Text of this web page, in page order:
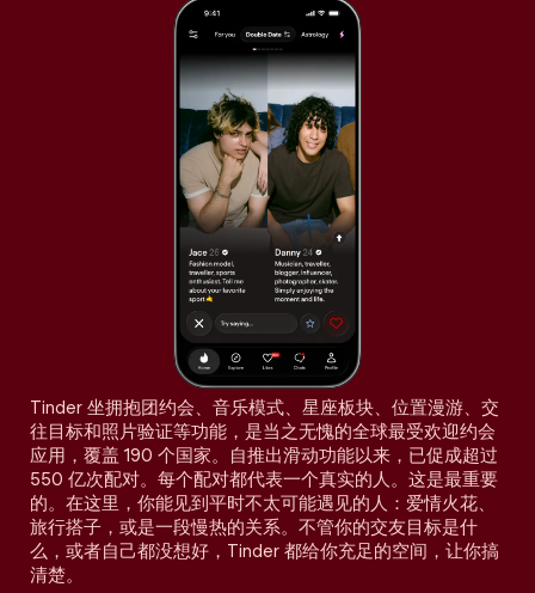
Tinder 坐拥抱团约会、音乐模式、星座板块、位置漫游、交
往目标和照片验证等功能，是当之无愧的全球最受欢迎约会
应用，覆盖 190 个国家。自推出滑动功能以来，已促成超过
550 亿次配对。每个配对都代表一个真实的人。这是最重要
的。在这里，你能见到平时不太可能遇见的人：爱情火花、
旅行搭子，或是一段慢热的关系。不管你的交友目标是什
么，或者自己都没想好，Tinder 都给你充足的空间，让你搞
清楚。